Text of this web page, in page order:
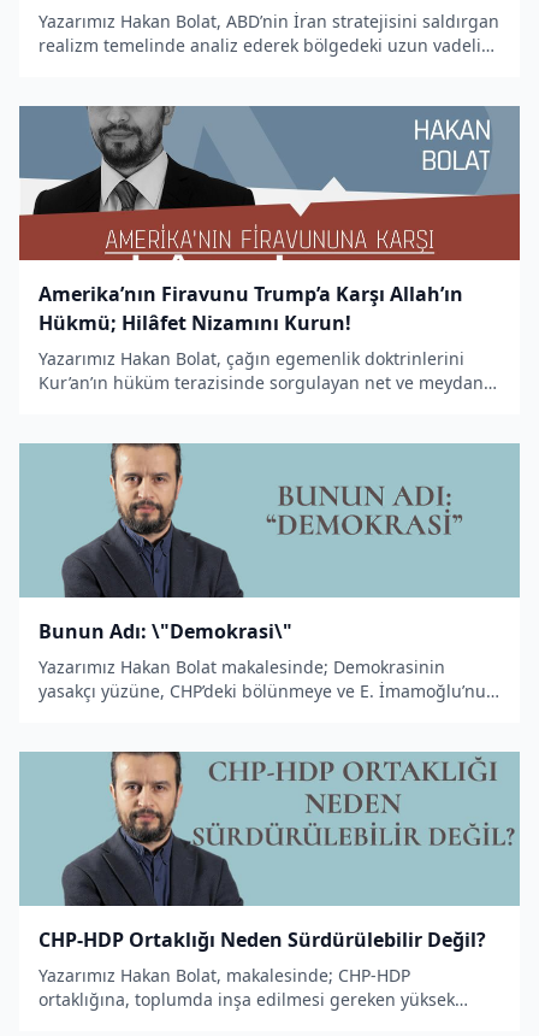
Yazarımız Hakan Bolat, ABD’nin İran stratejisini saldırgan
realizm temelinde analiz ederek bölgedeki uzun vadeli
Amerika’nın Firavunu Trump’a Karşı Allah’ın
Hükmü; Hilâfet Nizamını Kurun!
Yazarımız Hakan Bolat, çağın egemenlik doktrinlerini
Kur’an’ın hüküm terazisinde sorgulayan net ve meydan
Bunun Adı: \"Demokrasi\"
Yazarımız Hakan Bolat makalesinde; Demokrasinin
yasakçı yüzüne, CHP’deki bölünmeye ve E. İmamoğlu’nun
CHP-HDP Ortaklığı Neden Sürdürülebilir Değil?
Yazarımız Hakan Bolat, makalesinde; CHP-HDP
ortaklığına, toplumda inşa edilmesi gereken yüksek